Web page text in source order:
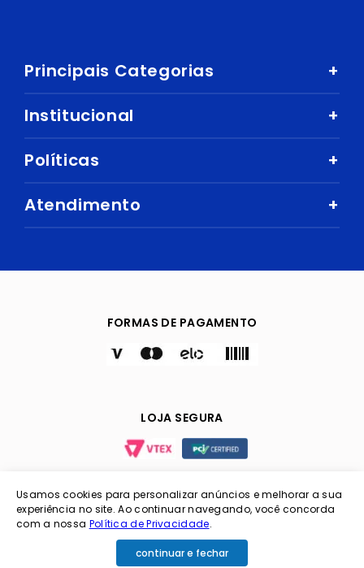
Principais Categorias +
Celular e Smartphone
Sandálias
Áudio
Esporte e Lazer
Institucional +
Nossa História
Nossas Lojas
Trabalhe Conosco
Políticas +
Como comprar
Política de Privacidade
Atendimento +
Perguntas Frequentes
FORMAS DE PAGAMENTO
LOJA SEGURA
Coimbra Imp. e Exp. LTDA / CNPJ: 06.151.921/0001-31 /
Inscrição Estadual: 00000001262025 / Endereço Av.
Mamoré, nº 415 - Porto Velho/RO
Usamos cookies para personalizar anúncios e melhorar a sua
experiência no site. Ao continuar navegando, você concorda
com a nossa Política de Privacidade.
continuar e fechar